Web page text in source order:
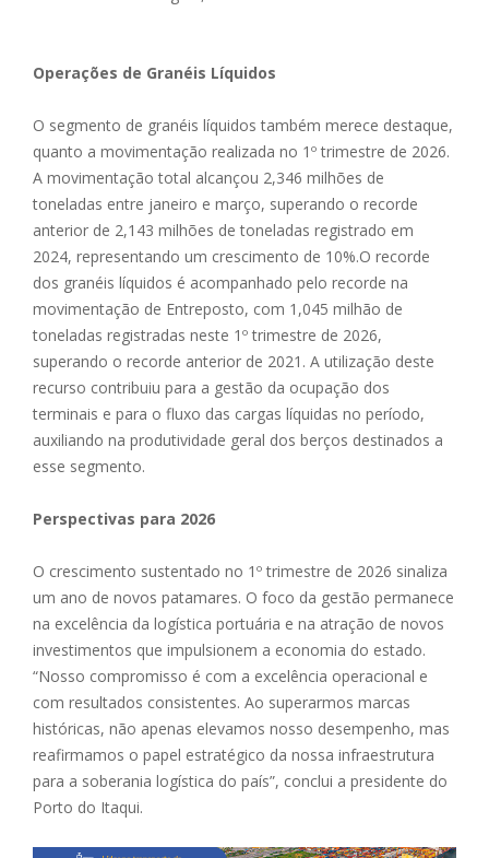
Operações de Granéis Líquidos
O segmento de granéis líquidos também merece destaque,
quanto a movimentação realizada no 1º trimestre de 2026.
A movimentação total alcançou 2,346 milhões de
toneladas entre janeiro e março, superando o recorde
anterior de 2,143 milhões de toneladas registrado em
2024, representando um crescimento de 10%.O recorde
dos granéis líquidos é acompanhado pelo recorde na
movimentação de Entreposto, com 1,045 milhão de
toneladas registradas neste 1º trimestre de 2026,
superando o recorde anterior de 2021. A utilização deste
recurso contribuiu para a gestão da ocupação dos
terminais e para o fluxo das cargas líquidas no período,
auxiliando na produtividade geral dos berços destinados a
esse segmento.
Perspectivas para 2026
O crescimento sustentado no 1º trimestre de 2026 sinaliza
um ano de novos patamares. O foco da gestão permanece
na excelência da logística portuária e na atração de novos
investimentos que impulsionem a economia do estado.
“Nosso compromisso é com a excelência operacional e
com resultados consistentes. Ao superarmos marcas
históricas, não apenas elevamos nosso desempenho, mas
reafirmamos o papel estratégico da nossa infraestrutura
para a soberania logística do país”, conclui a presidente do
Porto do Itaqui.